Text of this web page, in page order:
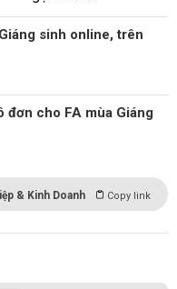
sinh online, trên
đơn cho FA mùa Giáng
& Kinh Doanh Copy link